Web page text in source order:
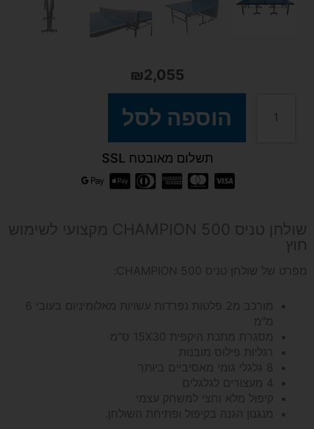
₪2,055
חוץ
ROBERTO
הוספה לסל
תשלום מאובטח SSL
שולחן טניס CHAMPION 500 מקצועי לשימוש
חוץ
מפרט של שולחן טניס CHAMPION 500:
מורכב מ2 פלטות נפרדות עשויות מאלומיניום בעובי 6
מ"מ
מסגרת מתכת היקפית 15X30 ס"מ
רגליות פילוס מובנות
8 גלגלי גומי מאסיביים ביותר
4 מעצורים לגלגלים
קיפול מלא וחצי למשחק עצמי
מנגנון הגנה בקיפול ופתיחת השולחן.